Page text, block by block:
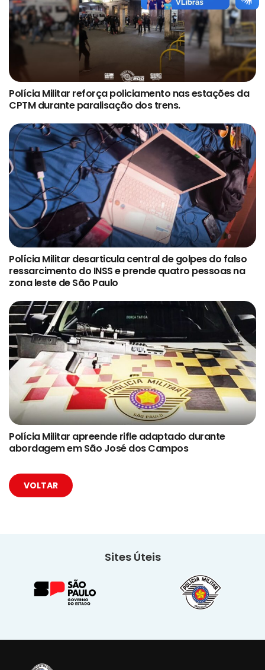
Polícia Militar reforça policiamento nas estações da
CPTM durante paralisação dos trens.
Polícia Militar desarticula central de golpes do falso
ressarcimento do INSS e prende quatro pessoas na
zona leste de São Paulo
Polícia Militar apreende rifle adaptado durante
abordagem em São José dos Campos
VOLTAR
Sites Úteis